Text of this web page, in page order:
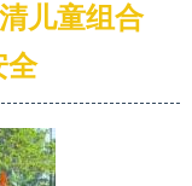
儿童组合
全